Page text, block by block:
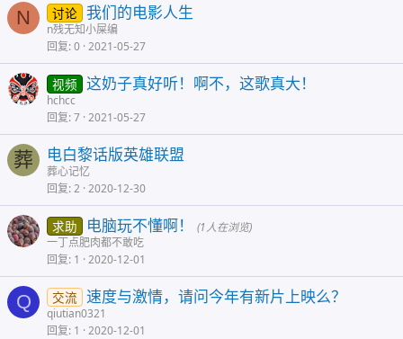
N 讨论 我们的电影人生
n残无知小屎编
回复 0 2021-05-27
视频 这奶子真好听！啊不，这歌真大！
hchcc
回复 7 2021-05-27
葬 电白黎话版英雄联盟
葬心记忆
回复 2 2020-12-30
求助 电脑玩不懂啊！ (1人在浏览)
一丁点肥肉都不敢吃
回复 1 2020-12-01
Q 交流 速度与激情，请问今年有新片上映么？
qiutian0321
回复 1 2020-12-01